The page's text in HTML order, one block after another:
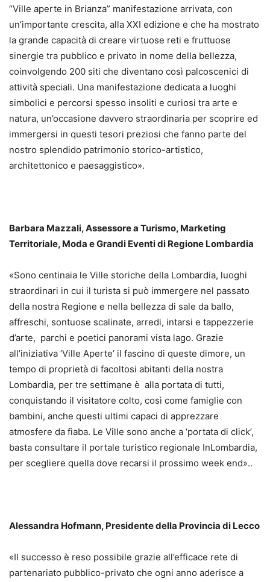
“Ville aperte in Brianza” manifestazione arrivata, con
un’importante crescita, alla XXI edizione e che ha mostrato
la grande capacità di creare virtuose reti e fruttuose
sinergie tra pubblico e privato in nome della bellezza,
coinvolgendo 200 siti che diventano così palcoscenici di
attività speciali. Una manifestazione dedicata a luoghi
simbolici e percorsi spesso insoliti e curiosi tra arte e
natura, un’occasione davvero straordinaria per scoprire ed
immergersi in questi tesori preziosi che fanno parte del
nostro splendido patrimonio storico-artistico,
architettonico e paesaggistico».
Barbara Mazzali, Assessore a Turismo, Marketing
Territoriale, Moda e Grandi Eventi di Regione Lombardia
«Sono centinaia le Ville storiche della Lombardia, luoghi
straordinari in cui il turista si può immergere nel passato
della nostra Regione e nella bellezza di sale da ballo,
affreschi, sontuose scalinate, arredi, intarsi e tappezzerie
d’arte, parchi e poetici panorami vista lago. Grazie
all’iniziativa ‘Ville Aperte’ il fascino di queste dimore, un
tempo di proprietà di facoltosi abitanti della nostra
Lombardia, per tre settimane è alla portata di tutti,
conquistando il visitatore colto, così come famiglie con
bambini, anche questi ultimi capaci di apprezzare
atmosfere da fiaba. Le Ville sono anche a ‘portata di click’,
basta consultare il portale turistico regionale InLombardia,
per scegliere quella dove recarsi il prossimo week end»..
Alessandra Hofmann, Presidente della Provincia di Lecco
«Il successo è reso possibile grazie all’efficace rete di
partenariato pubblico-privato che ogni anno aderisce a